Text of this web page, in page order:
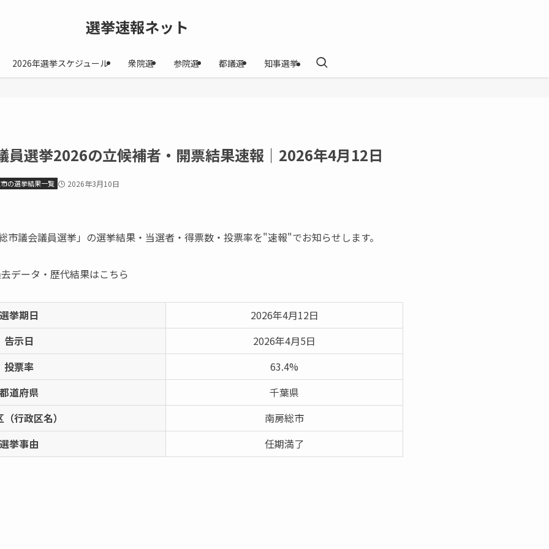
選挙速報ネット
2026年選挙スケジュール 衆院選 参院選 都議選 知事選挙
員選挙2026の立候補者・開票結果速報｜2026年4月12日
の選挙結果一覧 2026年3月10日
市議会議員選挙」の選挙結果・当選者・得票数・投票率を"速報"でお知らせします。
データ・歴代結果はこちら
挙期日
2026年4月12日
告示日
2026年4月5日
投票率
63.4%
道府県
千葉県
行政区名）
南房総市
挙事由
任期満了